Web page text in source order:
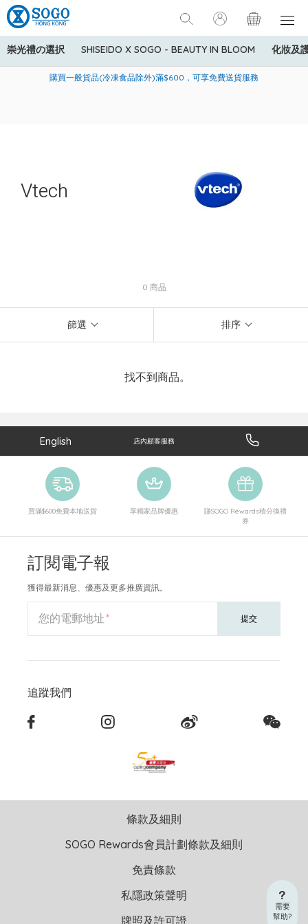
崇光禮の選択 SHISEIDO X SOGO - BEAUTY IN BLOOM 化妝及
美國運通Explorer®信用卡會員購物禮遇：高達5%簽賬回贈！
購買一般貨品(冷凍食品除外)滿$600，可享免費送貨服務
寄送中國內地服務只適用於指定商品，若訂單金額少於HK$600(折
Vtech
0 商品
篩選 排序
找不到商品。
需要
幫助?
English 店內顧客服務
買滿$600免費本地送貨 享獨家品牌優惠
賺SOGO Rewards積分換禮
券
訂閱電子報
獲得最新消息、優惠及更多推廣資訊。
您的電郵地址 提交
追蹤我們
條款及細則
SOGO Rewards會員計劃條款及細則
免責條款
私隱政策聲明
牌照及許可證